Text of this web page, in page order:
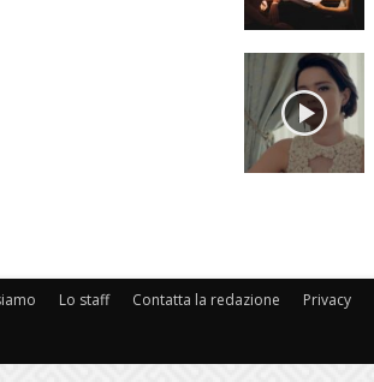
Lo staff Contatta la redazione Privacy